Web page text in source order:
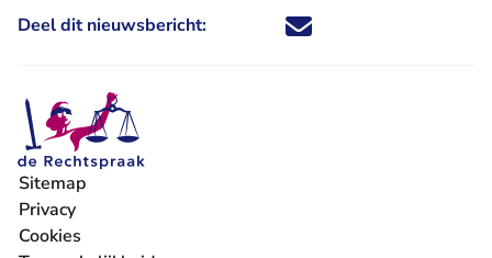
Deel dit nieuwsbericht: Deel dit nieuwsbericht via X -
Deel dit nieuwsbericht via
Deel dit nieuwsbericht
Deel dit
Sitemap
Privacy
Cookies